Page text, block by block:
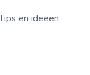
en ideeën